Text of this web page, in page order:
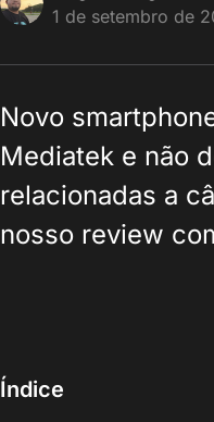
1 de setembro de
Novo
Mediatek e não
relacionadas a
nosso review
Índice